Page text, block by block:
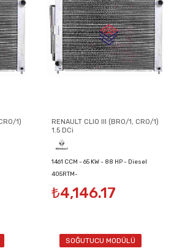
1)
RENAULT CLIO III (BR0/1, CR0/1)
1.5 DCi
1461 CCM - 65 KW - 88 HP - Diesel
405RTM-
8200134606/8200149953/8200289181
₺4,146.17
SOĞUTUCU MODÜLÜ